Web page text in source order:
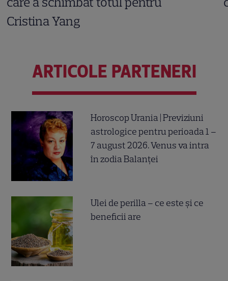
Cristina Yang
ARTICOLE PARTENERI
Horoscop Urania | Previziuni
astrologice pentru perioada 1 –
7 august 2026. Venus va intra
în zodia Balanței
Ulei de perilla – ce este și ce
beneficii are